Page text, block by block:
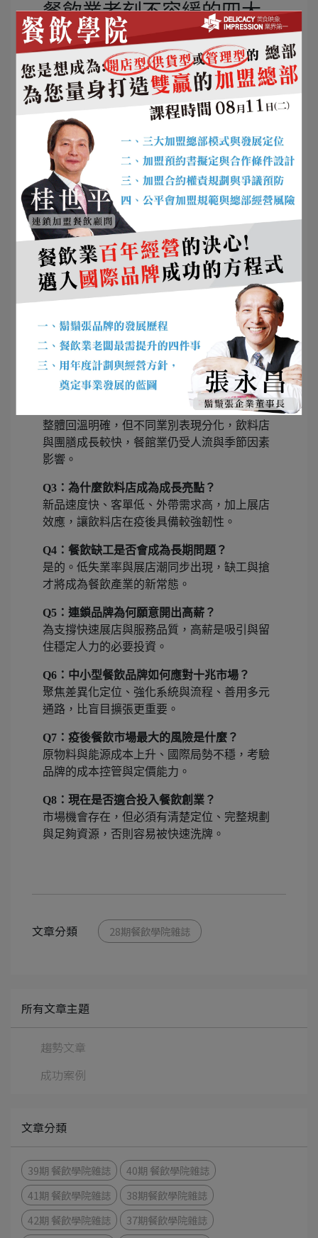
餐飲業者刻不容緩的四大
重點
能力累積： 持續精進經營、管理與行銷能力，
避免只靠單一爆品。
品質要求：餐點品質需達到穩定且可複製的水
通路多角化：
合作並行，分散風險。
團隊與目標：
設定清楚的發展藍圖，建立能跟
上成長速度的核心團隊。
在疫後經濟重新洗牌的關鍵時刻，深化核心優
勢與系統化經營
氣循環的分水嶺。
Q&A｜十兆內需市場與餐
飲產業常見問題
Q1：為什麼 2022 年被稱為十兆內需市場元
年？
因主計總處預測民間消費總量將首度突破 10 兆
元，且成長率創 23 年新高，象徵內需動能全面
回溫。
Q2：疫情後餐飲業是否全面復甦？
整體回溫明確，但不同業別表現分化，飲料店
與團膳成長較快，餐館業仍受人流與季節因素
影響。
Q3：為什麼飲料店成為成長亮點？
新品速度快、客單低、外帶需求高，加上展店
效應，讓飲料店在疫後具備較強韌性。
Q4：餐飲缺工是否會成為長期問題？
是的。低失業率與展店潮同步出現，缺工與搶
才將成為餐飲產業的新常態。
Q5：連鎖品牌為何願意開出高薪？
為支撐快速展店與服務品質，高薪是吸引與留
住穩定人力的必要投資。
Q6：中小型餐飲品牌如何應對十兆市場？
聚焦差異化定位、強化系統與流程、善用多元
通路，比盲目擴張更重要。
Q7：疫後餐飲市場最大的風險是什麼？
原物料與能源成本上升、國際局勢不穩，考驗
品牌的成本控管與定價能力。
Q8：現在是否適合投入餐飲創業？
市場機會存在，但必須有清楚定位、完整規劃
與足夠資源，否則容易被快速洗牌。
文章分類 28期餐飲學院雜誌
所有文章主題
趨勢文章
成功案例
文章分類
39期 餐飲學院雜誌
40期 餐飲學院雜誌
41期 餐飲學院雜誌
38期餐飲學院雜誌
42期 餐飲學院雜誌
37期餐飲學院雜誌